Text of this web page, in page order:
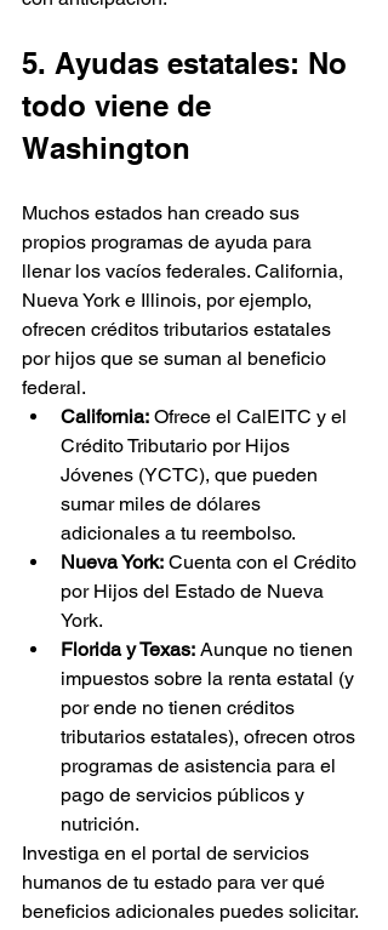
5. Ayudas estatales: No
todo viene de
Washington
Muchos estados han creado sus
propios programas de ayuda para
llenar los vacíos federales. California,
Nueva York e Illinois, por ejemplo,
ofrecen créditos tributarios estatales
por hijos que se suman al beneficio
federal.
California: Ofrece el CalEITC y el
Crédito Tributario por Hijos
Jóvenes (YCTC), que pueden
sumar miles de dólares
adicionales a tu reembolso.
Nueva York: Cuenta con el Crédito
por Hijos del Estado de Nueva
York.
Florida y Texas: Aunque no tienen
impuestos sobre la renta estatal (y
por ende no tienen créditos
tributarios estatales), ofrecen otros
programas de asistencia para el
pago de servicios públicos y
nutrición.
Investiga en el portal de servicios
humanos de tu estado para ver qué
beneficios adicionales puedes solicitar.